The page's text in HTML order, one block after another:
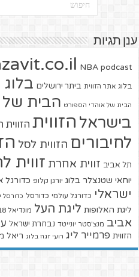
ענן תגיות
NBA podcast
בלוג אתר הזווית ביתר ירושלים
הבית של אוהדי הספורט הבית של
בישראל הזווית
לחיבורים הזווית לסל
תל אביב זווית אחרת זווית
יוחאי שטנצלר בלוג יורגן קלופ כדורגל
ישראלי כדורגל עולמי כדורסל כדורסל
ליגת האלופות ליגת העל מונדיאל 2018
אביב מנצ'סטר יונייטד נבחרת ישראל
הזווית פרמייר ליג רועי זגה בלוג ריאל